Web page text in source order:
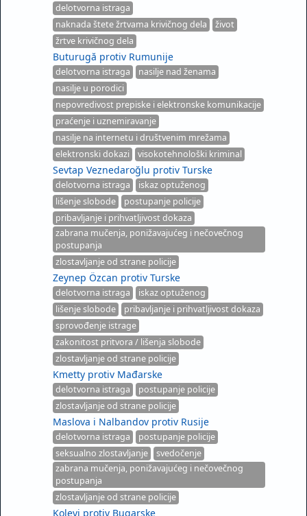
delotvorna istraga
naknada štete žrtvama krivičnog dela
život
žrtve krivičnog dela
Buturugă protiv Rumunije
delotvorna istraga
nasilje nad ženama
nasilje u porodici
nepovredivost prepiske i elektronske komunikacije
praćenje i uznemiravanje
nasilje na internetu i društvenim mrežama
elektronski dokazi
visokotehnološki kriminal
Sevtap Veznedaroğlu protiv Turske
delotvorna istraga
iskaz optuženog
lišenje slobode
postupanje policije
pribavljanje i prihvatljivost dokaza
zabrana mučenja, ponižavajućeg i nečovečnog
postupanja
zlostavljanje od strane policije
Zeynep Özcan protiv Turske
delotvorna istraga
iskaz optuženog
lišenje slobode
pribavljanje i prihvatljivost dokaza
sprovođenje istrage
zakonitost pritvora / lišenja slobode
zlostavljanje od strane policije
Kmetty protiv Mađarske
delotvorna istraga
postupanje policije
zlostavljanje od strane policije
Maslova i Nalbandov protiv Rusije
delotvorna istraga
postupanje policije
seksualno zlostavljanje
svedočenje
zabrana mučenja, ponižavajućeg i nečovečnog
postupanja
zlostavljanje od strane policije
Kolevi protiv Bugarske